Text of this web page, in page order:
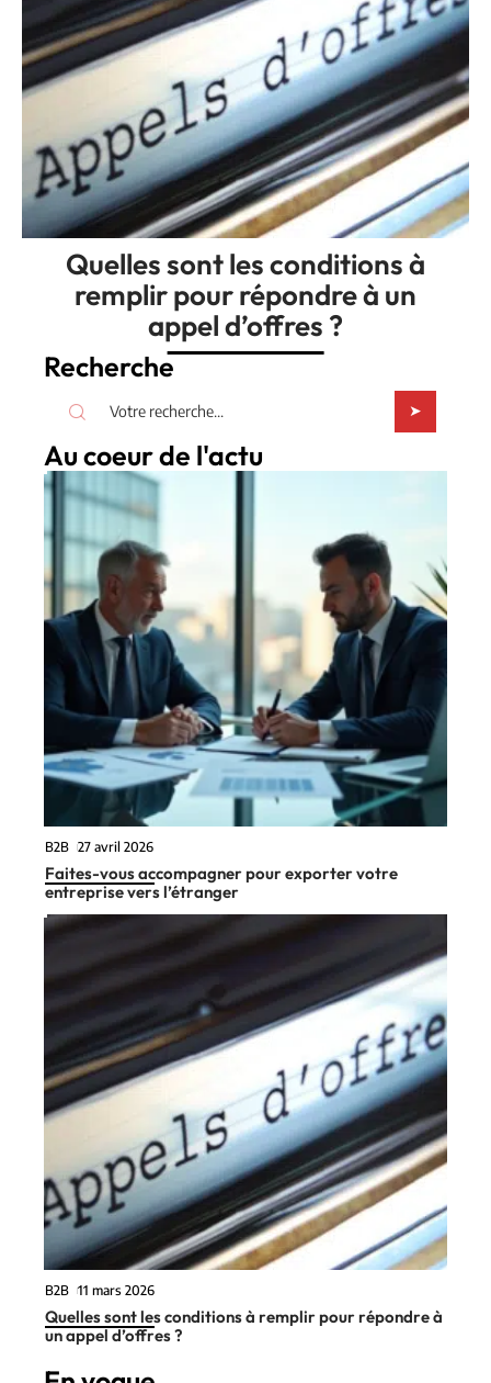
Quelles sont les conditions à
remplir pour répondre à un
appel d’offres ?
Recherche
Au coeur de l'actu
B2B 27 avril 2026
Faites-vous accompagner pour exporter votre
entreprise vers l’étranger
B2B 11 mars 2026
Quelles sont les conditions à remplir pour répondre à
un appel d’offres ?